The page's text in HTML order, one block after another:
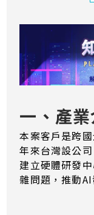
一、產
本案客戶是跨
年來台灣設公
建立硬體研發
雜問題，推動